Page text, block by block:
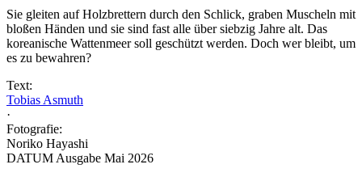
Sie gleiten auf Holzbrettern durch den Schlick, graben Muscheln mit
bloßen Händen und sie sind fast alle über siebzig Jahre alt. Das
koreanische Wattenmeer soll geschützt werden. Doch wer bleibt, um
es zu bewahren?
Text:
Tobias Asmuth
·
Fotografie:
Noriko Hayashi
DATUM Ausgabe Mai 2026